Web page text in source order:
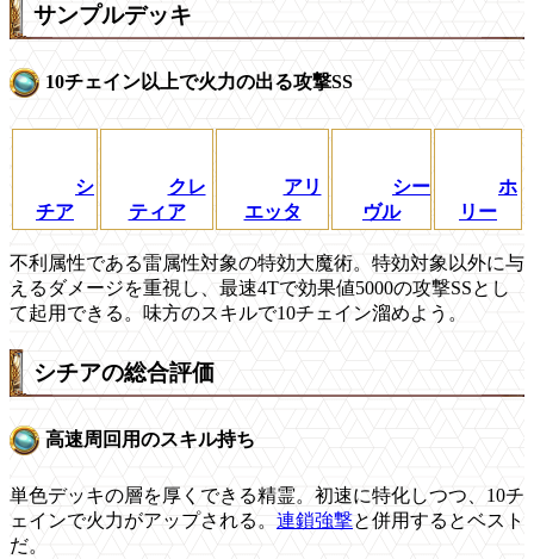
サンプルデッキ
10チェイン以上で火力の出る攻撃SS
シ
チア
クレ
ティア
アリ
エッタ
シー
ヴル
ホ
リー
不利属性である雷属性対象の特効大魔術。特効対象以外に与
えるダメージを重視し、最速4Tで効果値5000の攻撃SSとし
て起用できる。味方のスキルで10チェイン溜めよう。
シチアの総合評価
高速周回用のスキル持ち
単色デッキの層を厚くできる精霊。初速に特化しつつ、10チ
ェインで火力がアップされる。 連鎖強撃と併用するとベスト
だ。